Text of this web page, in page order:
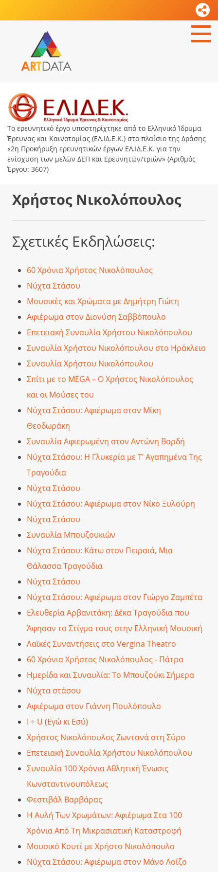
Το ερευνητικό έργο υποστηρίχτηκε από το Ελληνικό Ίδρυμα
Έρευνας και Καινοτομίας (ΕΛ.ΙΔ.Ε.Κ.) στο πλαίσιο της Δράσης
«2η Προκήρυξη ερευνητικών έργων ΕΛ.ΙΔ.Ε.Κ. για την
ενίσχυση των μελών ΔΕΠ και Ερευνητών/τριών» (Αριθμός
Έργου: 3607)
Χρήστος Νικολόπουλος
Σχετικές Εκδηλώσεις:
60 Χρόνια Χρήστος Νικολόπουλος
Νύχτα Στάσου
Μουσικές και Χρώματα με Δημήτρη Γιώτη
Αφιέρωμα στον Διονύση Σαββόπουλο
Επετειακή Συναυλία Χρήστου Νικολόπουλου
Συναυλία Χρήστου Νικολόπουλου στο Ηράκλειο
Συναυλία Χρήστου Νικολόπουλου
Σπίτι με το MEGA – Ο Χρήστος Νικολόπουλος
και οι Μούσες του
Νύχτα Στάσου: Αφιέρωμα στον Μίκη
Θεοδωράκη
Συναυλία Αφιερωμένη στον Αντώνη Βαρδή
Νύχτα Στάσου: Η Γλυκερία με Τ’ Αγαπημένα Της
Τραγούδια
Νύχτα Στάσου
Νύχτα Στάσου: Αφιέρωμα στον Νίκο Ξυλούρη
Νύχτα Στάσου
Συναυλία Μπουζουκιών
Νύχτα Στάσου: Κάτω στον Πειραιά, Μια
Θάλασσα Τραγούδια
Νύχτα Στάσου
Νύχτα Στάσου: Αφιέρωμα στον Γιώργο Ζαμπέτα
Ελευθερία Αρβανιτάκη: Δέκα Τραγούδια που
Άφησαν το Στίγμα τους στην Ελληνική Μουσική
Λαϊκές Συναντήσεις στο Vergina Theatro
60 Χρόνια Χρήστος Νικολόπουλος - Πάτρα
Ημερίδα και Συναυλία: Το Μπουζούκι Σήμερα
Νύχτα στάσου
Αφιέρωμα στον Γιάννη Πουλόπουλο
Ι + U (Εγώ κι Εσύ)
Χρήστος Νικολόπουλος Ζωντανά στη Σύρο
Επετειακή Συναυλία Χρήστου Νικολόπουλου
Συναυλία 100 Χρόνια Αθλητική Ένωσις
Κωνσταντινουπόλεως
Φεστιβάλ Βαρβάρας
Η Αυλή Των Χρωμάτων: Αφιέρωμα Στα 100
Χρόνια Από Τη Μικρασιατική Καταστροφή
Μουσικό Κουτί με Χρήστο Νικολόπουλο
Νύχτα Στάσου: Αφιέρωμα στον Μάνο Λοΐζο